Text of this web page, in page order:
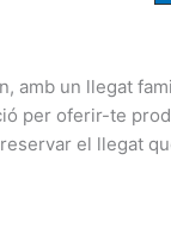
amb un llegat
per oferir-te
el llegat